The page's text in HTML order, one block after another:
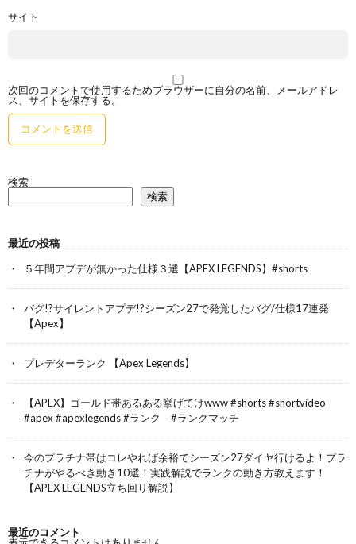
サイト
次回のコメントで使用するためブラウザーに自分の名前、メールアドレ
ス、サイトを保存する。
検索
検索
最近の投稿
５年間アプデが無かった仕様３選【APEX LEGENDS】#shorts
バグ!?サイレントアプデ!?シーズン27で発覚したバグ/仕様17連発
【Apex】
プレデターランク 【Apex Legends】
【APEX】ゴールド帯あるある挙げてけwww #shorts #shortvideo
#apex #apexlegends #ランク #ランクマッチ
今のプラチナ帯はコレやれば余裕でシーズン27ダイヤ行けるよ！プラ
チナがやるべき動き10選！実践解説でランクの動き方教えます！
【APEX LEGENDS立ち回り解説】
最近のコメント